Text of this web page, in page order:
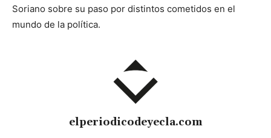
Soriano sobre su paso por distintos cometidos en el
mundo de la política.
elperiodicodeyecla.com